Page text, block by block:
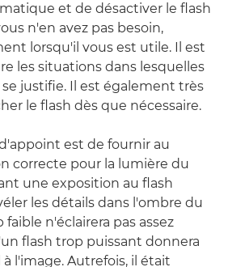
et de désactiver le flash
n'en avez pas besoin,
lorsqu'il vous est utile. Il est
les situations dans lesquelles
justifie. Il est également très
le flash dès que nécessaire.
est de fournir au
correcte pour la lumière du
une exposition au flash
les détails dans l'ombre du
n'éclairera pas assez
flash trop puissant donnera
l'image. Autrefois, il était